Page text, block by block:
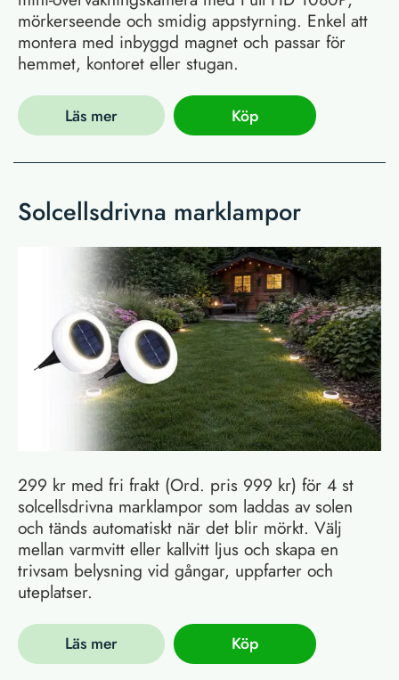
mörkerseende och smidig appstyrning. Enkel att
montera med inbyggd magnet och passar för
hemmet, kontoret eller stugan.
Läs mer Köp
Solcellsdrivna marklampor
299 kr med fri frakt (Ord. pris 999 kr) för 4 st
solcellsdrivna marklampor som laddas av solen
och tänds automatiskt när det blir mörkt. Välj
mellan varmvitt eller kallvitt ljus och skapa en
trivsam belysning vid gångar, uppfarter och
uteplatser.
Läs mer Köp